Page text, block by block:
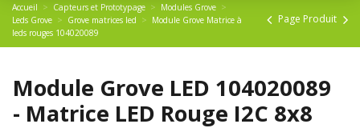
Accueil Capteurs et Prototypage
Modules Grove
Leds Grove
Grove matrices led
Module Grove Matrice à
leds rouges 104020089
Page Produit
Module Grove LED 104020089
- Matrice LED Rouge I2C 8x8